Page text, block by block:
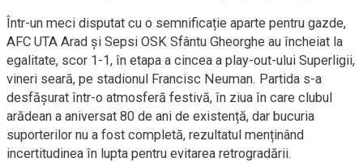
Într-un meci disputat cu o semnificație aparte pentru gazde,
AFC UTA Arad și Sepsi OSK Sfântu Gheorghe au încheiat la
egalitate, scor 1-1, în etapa a cincea a play-out-ului Superligii,
vineri seară, pe stadionul Francisc Neuman. Partida s-a
desfășurat într-o atmosferă festivă, în ziua în care clubul
arădean a aniversat 80 de ani de existență, dar bucuria
suporterilor nu a fost completă, rezultatul menținând
incertitudinea în lupta pentru evitarea retrogradării.